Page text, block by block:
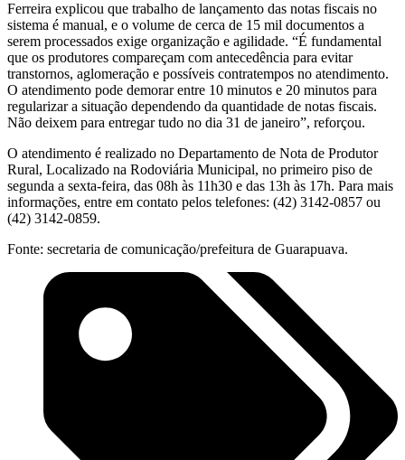
Ferreira explicou que trabalho de lançamento das notas fiscais no
sistema é manual, e o volume de cerca de 15 mil documentos a
serem processados exige organização e agilidade. “É fundamental
que os produtores compareçam com antecedência para evitar
transtornos, aglomeração e possíveis contratempos no atendimento.
O atendimento pode demorar entre 10 minutos e 20 minutos para
regularizar a situação dependendo da quantidade de notas fiscais.
Não deixem para entregar tudo no dia 31 de janeiro”, reforçou.
O atendimento é realizado no Departamento de Nota de Produtor
Rural, Localizado na Rodoviária Municipal, no primeiro piso de
segunda a sexta-feira, das 08h às 11h30 e das 13h às 17h. Para mais
informações, entre em contato pelos telefones: (42) 3142-0857 ou
(42) 3142-0859.
Fonte: secretaria de comunicação/prefeitura de Guarapuava.